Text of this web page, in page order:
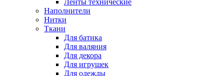
Ленты технические
Наполнители
Нитки
Ткани
Для батика
Для валяния
Для декора
Для игрушек
Для одежды